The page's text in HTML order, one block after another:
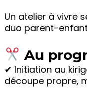
Un atelier à vivre
duo parent-enfant
Au
✔ Initiation au
découpe propre,